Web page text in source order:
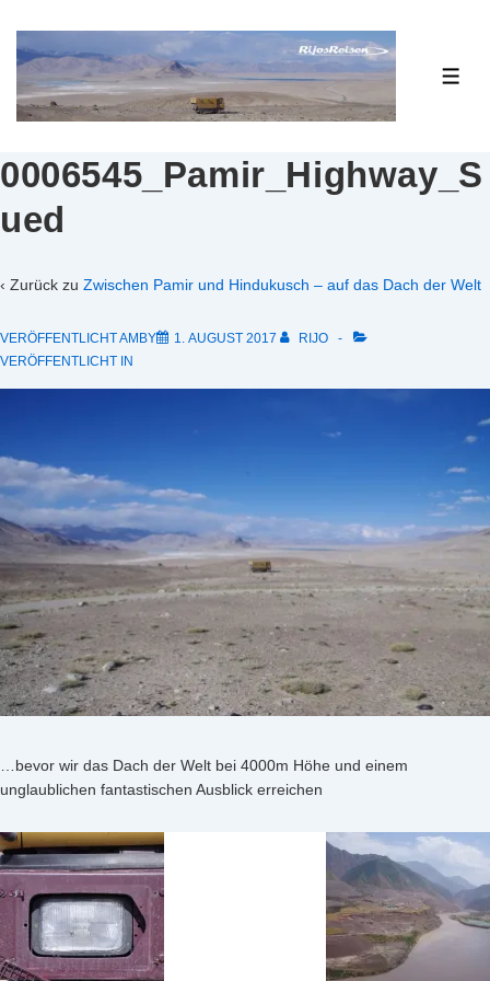
Zum
Inhalt
0006545_Pamir_Highway_S
ued
‹ Zurück zu Zwischen Pamir und Hindukusch – auf das Dach der Welt
VERÖFFENTLICHT AMBY 1. AUGUST 2017
RIJO
VERÖFFENTLICHT IN
…bevor wir das Dach der Welt bei 4000m Höhe und einem
unglaublichen fantastischen Ausblick erreichen